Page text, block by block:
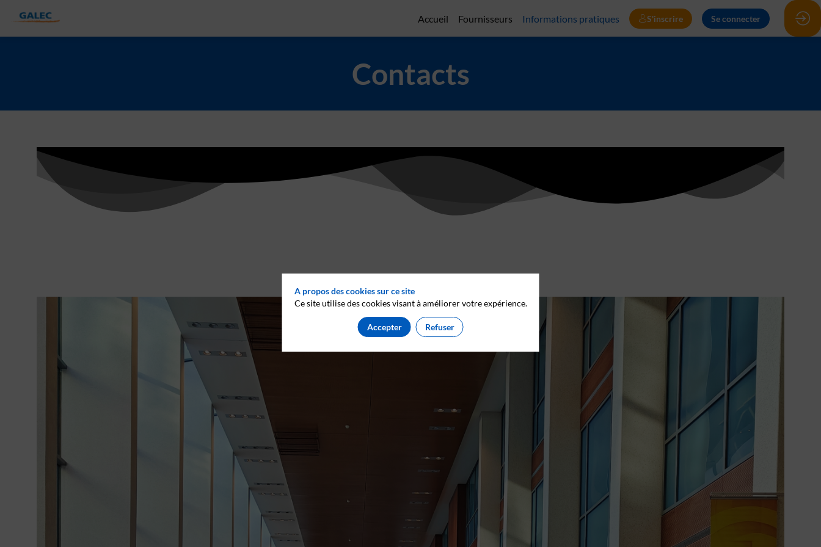
Accueil Fournisseurs Informations pratiques S'inscrire Se connecter
Contacts
A propos des cookies sur ce site
Ce site utilise des cookies visant à améliorer votre expérience.
Accepter Refuser